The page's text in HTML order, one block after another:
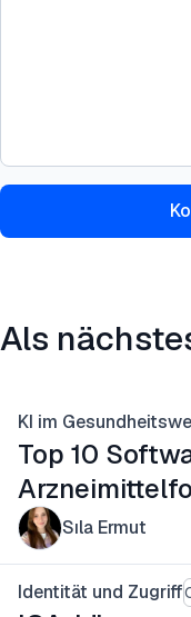
Als
KI im
Top 10
Sıla Ermut
Identität und Zugriff